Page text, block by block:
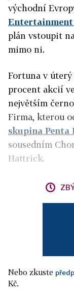
východní
Entertainment
plán vstoupit
mimo ni.
Fortuna v úterý
procent akcií
největším
Firma, kterou
skupina Penta
sousedním
Hattrick.
Nebo zkuste
Kč.